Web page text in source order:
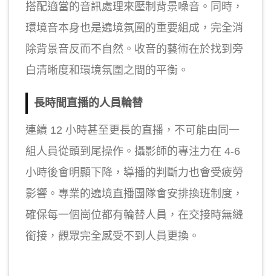
搭配適當的音訊處理來壓制背景噪音。同時，
環境音本身也是遶境氛圍的重要組成，完全消
除背景音反而不自然。收音的藝術在於找到旁
白清晰度和環境氛圍之間的平衡。
長時間直播的人員輪替
連續 12 小時甚至更長的直播，不可能由同一
組人員從頭到尾操作。攝影師的專注力在 4-6
小時後會明顯下降，導播的判斷力也會受疲勞
影響。專業的遶境直播團隊會安排換班制度，
確保每一個崗位都有輪替人員，在交接時無縫
銜接，觀眾完全感受不到人員更換。